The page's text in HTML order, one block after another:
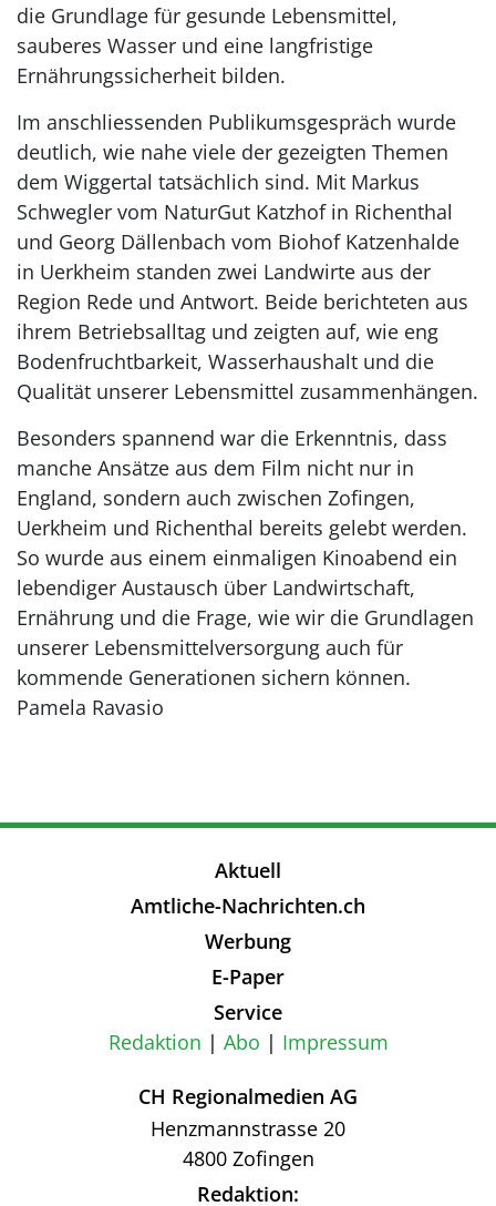
die Grundlage für gesunde Lebensmittel,
sauberes Wasser und eine langfristige
Ernährungssicherheit bilden.
Im anschliessenden Publikumsgespräch wurde
deutlich, wie nahe viele der gezeigten Themen
dem Wiggertal tatsächlich sind. Mit Markus
Schwegler vom NaturGut Katzhof in Richenthal
und Georg Dällenbach vom Biohof Katzenhalde
in Uerkheim standen zwei Landwirte aus der
Region Rede und Antwort. Beide berichteten aus
ihrem Betriebsalltag und zeigten auf, wie eng
Bodenfruchtbarkeit, Wasserhaushalt und die
Qualität unserer Lebensmittel zusammenhängen.
Besonders spannend war die Erkenntnis, dass
manche Ansätze aus dem Film nicht nur in
England, sondern auch zwischen Zofingen,
Uerkheim und Richenthal bereits gelebt werden.
So wurde aus einem einmaligen Kinoabend ein
lebendiger Austausch über Landwirtschaft,
Ernährung und die Frage, wie wir die Grundlagen
unserer Lebensmittelversorgung auch für
kommende Generationen sichern können.
Pamela Ravasio
Aktuell
Amtliche-Nachrichten.ch
Werbung
E-Paper
Service
Redaktion
Abo Impressum
CH Regionalmedien AG
Henzmannstrasse 20
4800 Zofingen
Redaktion: